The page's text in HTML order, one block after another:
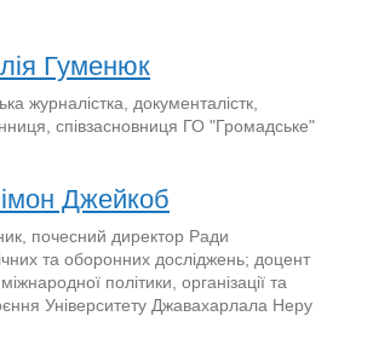
Гуменюк
журналістка, документалістк,
співзасновниця ГО "Громадське"
Джейкоб
почесний директор Ради
та оборонних досліджень; доцент
політики, організації та
Університету Джавахарлала Неру